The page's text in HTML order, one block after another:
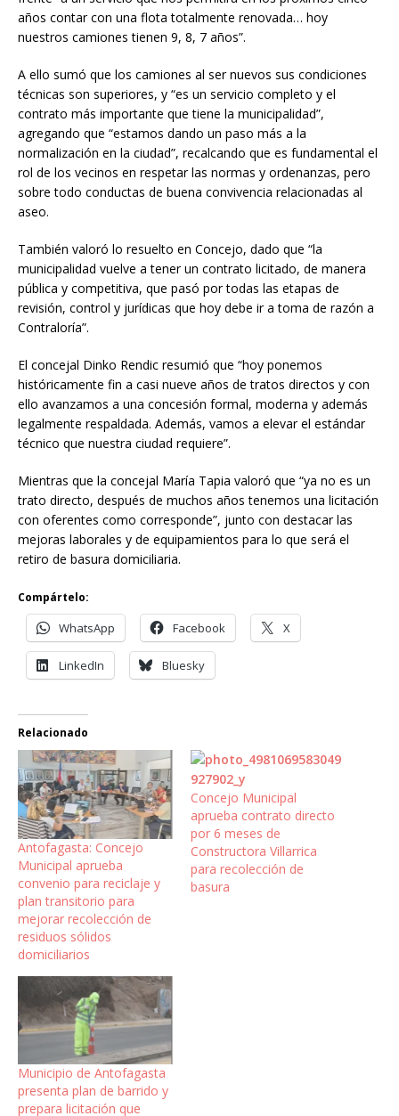
años contar con una flota totalmente renovada… hoy
nuestros camiones tienen 9, 8, 7 años”.
A ello sumó que los camiones al ser nuevos sus condiciones
técnicas son superiores, y “es un servicio completo y el
contrato más importante que tiene la municipalidad”,
agregando que “estamos dando un paso más a la
normalización en la ciudad”, recalcando que es fundamental el
rol de los vecinos en respetar las normas y ordenanzas, pero
sobre todo conductas de buena convivencia relacionadas al
aseo.
También valoró lo resuelto en Concejo, dado que “la
municipalidad vuelve a tener un contrato licitado, de manera
pública y competitiva, que pasó por todas las etapas de
revisión, control y jurídicas que hoy debe ir a toma de razón a
Contraloría”.
El concejal Dinko Rendic resumió que “hoy ponemos
históricamente fin a casi nueve años de tratos directos y con
ello avanzamos a una concesión formal, moderna y además
legalmente respaldada. Además, vamos a elevar el estándar
técnico que nuestra ciudad requiere”.
Mientras que la concejal María Tapia valoró que “ya no es un
trato directo, después de muchos años tenemos una licitación
con oferentes como corresponde”, junto con destacar las
mejoras laborales y de equipamientos para lo que será el
retiro de basura domiciliaria.
Compártelo:
WhatsApp Facebook X
LinkedIn Bluesky
Relacionado
Antofagasta: Concejo
Municipal aprueba
convenio para reciclaje y
plan transitorio para
mejorar recolección de
residuos sólidos
domiciliarios
Concejo Municipal
aprueba contrato directo
por 6 meses de
Constructora Villarrica
para recolección de
basura
Municipio de Antofagasta
presenta plan de barrido y
prepara licitación que